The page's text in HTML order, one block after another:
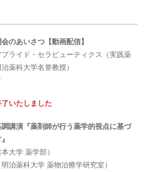
あいさつ【動画配信】
ライド・セラピューティクス（実践薬
薬科⼤学名誉教授）
いたしました
演『薬剤師が⾏う薬学的視点に基づ
⼤学 薬学部）
治薬科⼤学 薬物治療学研究室）